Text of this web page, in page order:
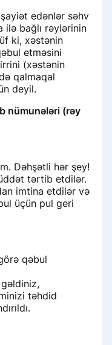
edənlər səhv
ilə bağlı rəylərinin
ki, xəstənin
etməsini
(xəstənin
qalmaqal
deyil.
nümunələri (rəy
Dəhşətli hər şey!
tərtib etdilər.
imtina etdilər və
üçün pul geri
qəbul
təhdid